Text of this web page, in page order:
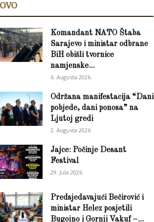
Komandant NATO Štaba
Sarajevo i ministar odbrane
BiH obišli tvornice
namjenske...
6. Augusta 2026.
Održana manifestacija “Dani
pobjede, dani ponosa” na
Ljutoj gredi
2. Augusta 2026.
Jajce: Počinje Desant
Festival
29. Jula 2026.
Predsjedavajući Bečirović i
ministar Helez posjetili
Bugojno i Gornji Vakuf –...